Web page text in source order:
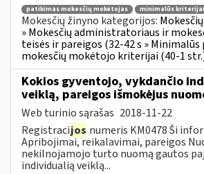
patikimas mokesčių mokėtojas minimalūs kriterijai
Mokesčių žinyno kategorijos:
» Mokesčių administratoriaus ir
teisės ir pareigos (32-42 s »
mokesčių mokėtojo kriterijai (40-1
Kokios gyventojo, vykdančio
veiklą, pareigos išmokėjus
Web turinio sąrašas 2018-11-22
Registracijos numeris KM0478 Ši
Apribojimai, reikalavimai, pareigos
nekilnojamojo turto nuomą gautos
individualią veiklą...